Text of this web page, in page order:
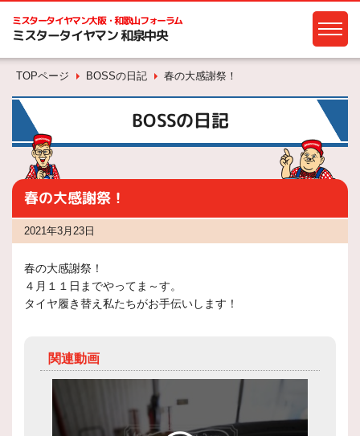
ミスタータイヤマン大阪・和歌山フォーラム
ミスタータイヤマン 和泉中央
TOPページ BOSSの日記 春の大感謝祭！
BOSSの日記
春の大感謝祭！
2021年3月23日
春の大感謝祭！
４月１１日までやってま～す。
タイヤ履き替え私たちがお手伝いします！
関連動画